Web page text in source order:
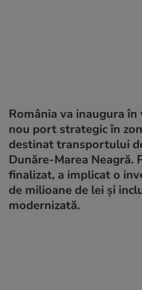
România va inaugura
nou port strategic în
destinat transportului
Dunăre-Marea Neagră.
finalizat, a implicat o
de milioane de lei și
modernizată.